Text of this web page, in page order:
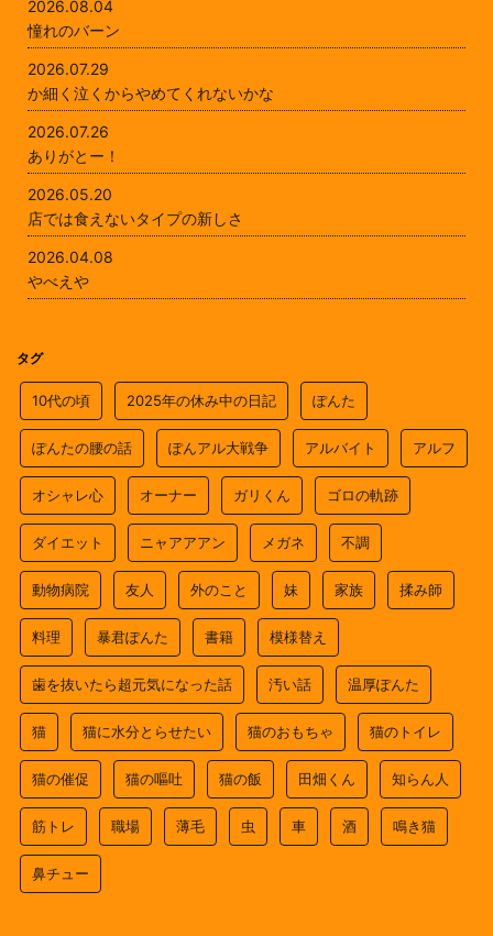
2026.08.04
憧れのバーン
2026.07.29
か細く泣くからやめてくれないかな
2026.07.26
ありがとー！
2026.05.20
店では食えないタイプの新しさ
2026.04.08
やべえや
タグ
10代の頃 2025年の休み中の日記 ぽんた
ぽんたの腰の話 ぽんアル大戦争 アルバイト アルフ
オシャレ心 オーナー ガリくん ゴロの軌跡
ダイエット ニャアアアン メガネ 不調
動物病院 友人 外のこと 妹 家族 揉み師
料理 暴君ぽんた 書籍 模様替え
歯を抜いたら超元気になった話 汚い話 温厚ぽんた
猫 猫に水分とらせたい 猫のおもちゃ 猫のトイレ
猫の催促 猫の嘔吐 猫の飯 田畑くん 知らん人
筋トレ 職場 薄毛 虫 車 酒 鳴き猫
鼻チュー